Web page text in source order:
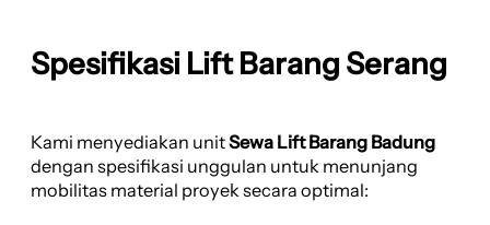
Spesifikasi Lift Barang Serang
Kami menyediakan unitSewa Lift Barang Badung
dengan spesifikasi unggulan untuk menunjang
mobilitas material proyek secara optimal: